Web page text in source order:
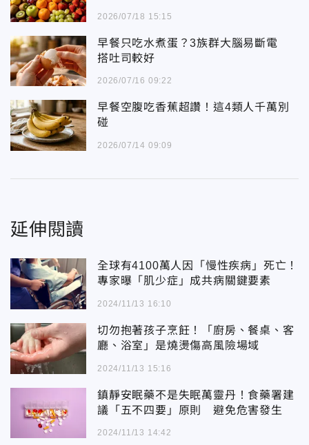
2026/07/18 15:15
早餐只吃水煮蛋？3族群大腦易斷電
搭吐司較好
2026/07/16 09:22
早餐空腹吃香蕉超讚！這4類人千萬別
碰
2026/07/14 09:09
延伸閱讀
全球有4100萬人因「慢性疾病」死亡！
專家曝「肌少症」成共病關鍵要素
2024/11/13 16:10
切勿抱著孩子烹飪！「廚房、餐桌、客
廳、浴室」是燒燙傷高風險場域
2024/11/13 15:16
鎮靜安眠藥不是失眠萬靈丹！食藥署建
議「五不四要」原則 避免危害發生
2024/11/13 14:42